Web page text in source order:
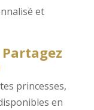
et
princesses,
en